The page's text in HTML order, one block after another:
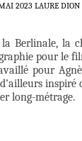
2023 LAURE DION
Berlinale, la
pour le
pour
inspiré
long-métrage.